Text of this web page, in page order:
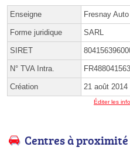
Enseigne Fresnay
Forme juridique SARL
SIRET
N° TVA Intra.
Création 21 août 2014
Éditer les
Centres à proximité